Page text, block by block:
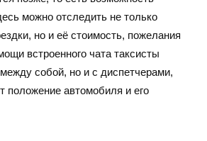
можно отследить не только
но и её стоимость, пожелания
встроенного чата таксисты
собой, но и с диспетчерами,
положение автомобиля и его